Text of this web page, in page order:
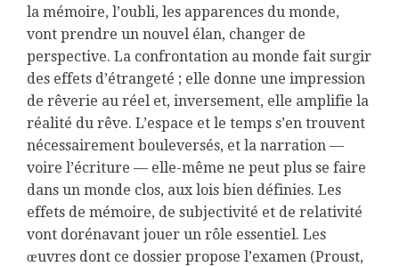
la mémoire, l’oubli, les apparences du monde,
vont prendre un nouvel élan, changer de
perspective. La confrontation au monde fait surgir
des effets d’étrangeté ; elle donne une impression
de rêverie au réel et, inversement, elle amplifie la
réalité du rêve. L’espace et le temps s’en trouvent
nécessairement bouleversés, et la narration —
voire l’écriture — elle-même ne peut plus se faire
dans un monde clos, aux lois bien définies. Les
effets de mémoire, de subjectivité et de relativité
vont dorénavant jouer un rôle essentiel. Les
œuvres dont ce dossier propose l’examen (Proust,